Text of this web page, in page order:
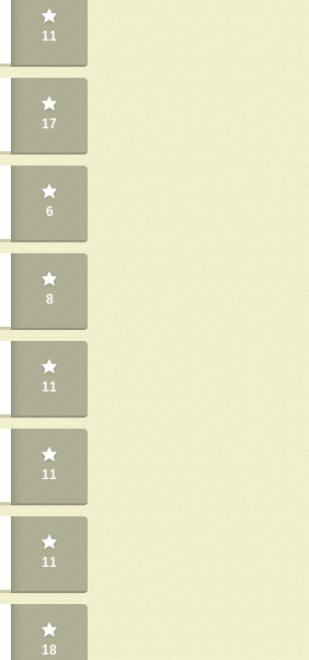
11
17
6
8
11
11
11
18